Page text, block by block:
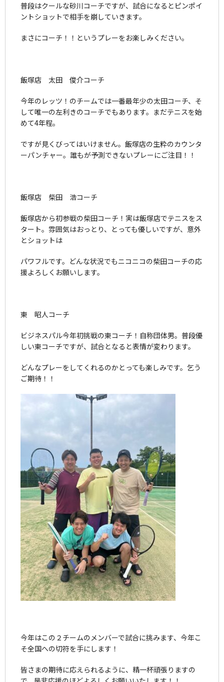
普段はクールな砂川コーチですが、試合になるとピンポイ
ントショットで相手を崩していきます。
まさにコーチ！！というプレーをお楽しみください。
飯塚店 太田 俊介コーチ
今年のレッツ！のチームでは一番最年少の太田コーチ、そ
して唯一の左利きのコーチでもあります。まだテニスを始
めて4年程。
ですが見くびってはいけません。飯塚店の生粋のカウンタ
ーパンチャー。誰もが予測できないプレーにご注目！！
飯塚店 柴田 浩コーチ
飯塚店から初参戦の柴田コーチ！実は飯塚店でテニスをス
タート。雰囲気はおっとり、とっても優しいですが、意外
とショットは
パワフルです。どんな状況でもニコニコの柴田コーチの応
援よろしくお願いします。
東 昭人コーチ
ビジネスパル今年初挑戦の東コーチ！自称団体男。普段優
しい東コーチですが、試合となると表情が変わります。
どんなプレーをしてくれるのかとっても楽しみです。乞う
ご期待！！
今年はこの２チームのメンバーで試合に挑みます、今年こ
そ全国への切符を手にします！
皆さまの期待に応えられるように、精一杯頑張りますの